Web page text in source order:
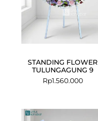
STANDING FLOWER
TULUNGAGUNG 9
Rp1.560.000